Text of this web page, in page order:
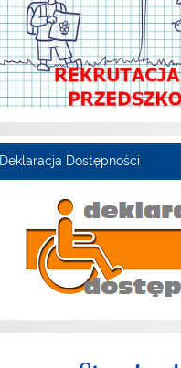
Deklaracja Dostępności